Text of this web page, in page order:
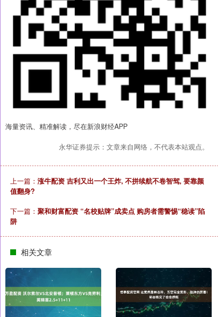
海量资讯、精准解读，尽在新浪财经APP
永华证券提示：文章来自网络，不代表本站观点。
上一篇： 涨牛配资 吉利又出一个王炸, 不拼续航不卷智驾, 要靠颜
值翻身?
下一篇： 聚和财富配资 “名校贴牌”成卖点 购房者需警惕“稳读”陷
阱
相关文章